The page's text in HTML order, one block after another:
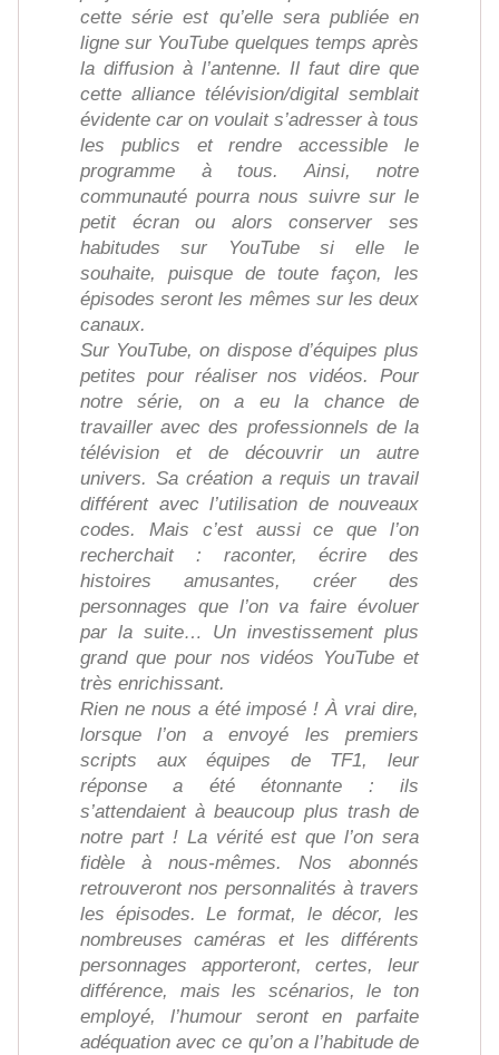
cette série est qu’elle sera publiée en
ligne sur YouTube quelques temps après
la diffusion à l’antenne. Il faut dire que
cette alliance télévision/digital semblait
évidente car on voulait s’adresser à tous
les publics et rendre accessible le
programme à tous. Ainsi, notre
communauté pourra nous suivre sur le
petit écran ou alors conserver ses
habitudes sur YouTube si elle le
souhaite, puisque de toute façon, les
épisodes seront les mêmes sur les deux
canaux.
Sur YouTube, on dispose d’équipes plus
petites pour réaliser nos vidéos. Pour
notre série, on a eu la chance de
travailler avec des professionnels de la
télévision et de découvrir un autre
univers. Sa création a requis un travail
différent avec l’utilisation de nouveaux
codes. Mais c’est aussi ce que l’on
recherchait : raconter, écrire des
histoires amusantes, créer des
personnages que l’on va faire évoluer
par la suite… Un investissement plus
grand que pour nos vidéos YouTube et
très enrichissant.
Rien ne nous a été imposé ! À vrai dire,
lorsque l’on a envoyé les premiers
scripts aux équipes de TF1, leur
réponse a été étonnante : ils
s’attendaient à beaucoup plus trash de
notre part ! La vérité est que l’on sera
fidèle à nous-mêmes. Nos abonnés
retrouveront nos personnalités à travers
les épisodes. Le format, le décor, les
nombreuses caméras et les différents
personnages apporteront, certes, leur
différence, mais les scénarios, le ton
employé, l’humour seront en parfaite
adéquation avec ce qu’on a l’habitude de